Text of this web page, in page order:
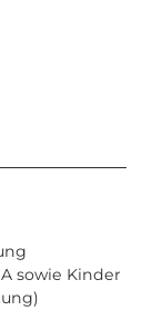
sowie Kinder